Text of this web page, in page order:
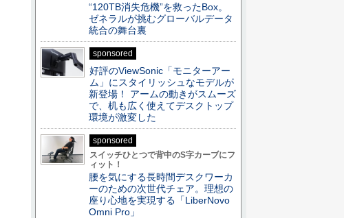
“120TB消失危機”を救ったBox。
ゼネラルが挑むグローバルデータ
統合の舞台裏
sponsored
好評のViewSonic「モニターアー
ム」にスタイリッシュなモデルが
新登場！ アームの動きがスムーズ
で、机も広く使えてデスクトップ
環境が激変した
sponsored
スイッチひとつで背中のS字カーブにフ
ィット！
腰を気にする長時間デスクワーカ
ーのための次世代チェア。理想の
座り心地を実現する「LiberNovo
Omni Pro」